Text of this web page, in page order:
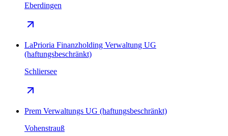
Eberdingen
LaPrioria Finanzholding Verwaltung UG
(haftungsbeschränkt)
Schliersee
Prem Verwaltungs UG (haftungsbeschränkt)
Vohenstrauß